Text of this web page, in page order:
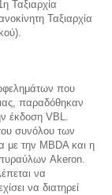
Ταξιαρχία
Ταξιαρχία
που
παραδόθηκαν
έκδοση VBL.
συνόλου των
με την MBDA και η
Akeron.
να
να διατηρεί